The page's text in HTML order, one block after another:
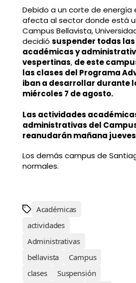
Debido a un corte de energía
afecta al sector donde está
Campus Bellavista,
decidió suspender todas
académicas y
vespertinas, de este
las clases del Programa
iban a desarrollar durante
miércoles 7 de agosto.
Las actividades
administrativas del
reanudarán mañana
Los demás campus de
normales.
Académicas
actividades
Administrativas
bellavista
Campus
clases
Suspensión